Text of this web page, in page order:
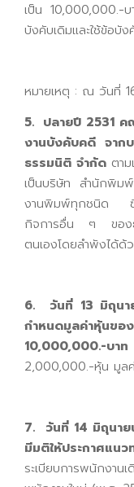
เป็น 10,000,000.-บ
บังคับเดิมและใช้ข้อบัง
หมายเหตุ : ณ วันที่
5. ปลายปี 2531 ค
งานบังคับคดี จาก
ธรรมนิติ จำกัดตาม
เป็นบริษัท สำนักพิม
งานพิมพ์ทุกชนิด ซึ่ง
กิจการอื่น ๆ ของธ
ตนเองโดยลำพังได้ด้
6. วันที่ 13 มิถุนา
กำหนดมูลค่าหุ้นข
10,000,000.-บาท
2,000,000.-หุ้น มูลค่
7. วันที่ 14 มิถุนาย
มีมติให้ประกาศแนว
ระเบียบการพนักงา